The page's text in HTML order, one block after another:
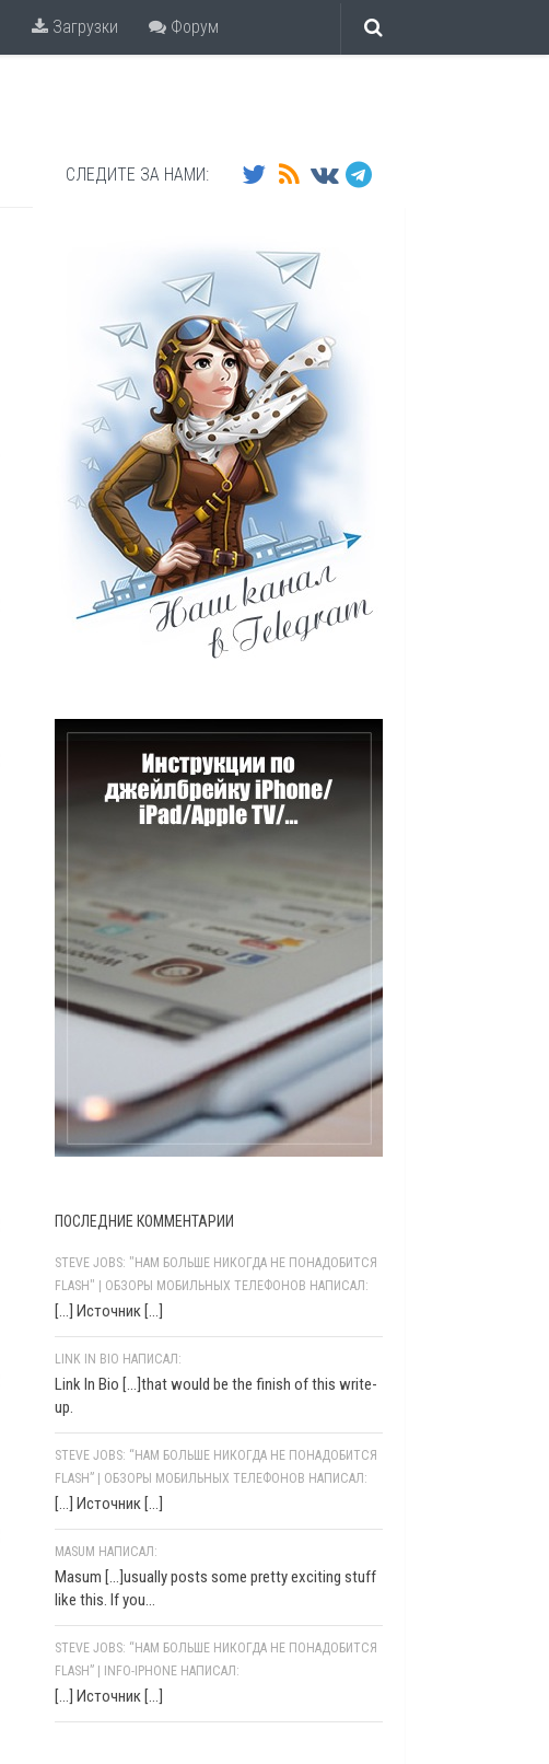
Загрузки Форум
СЛЕДИТЕ ЗА НАМИ:
ПОСЛЕДНИЕ КОММЕНТАРИИ
STEVE JOBS: "НАМ БОЛЬШЕ НИКОГДА НЕ ПОНАДОБИТСЯ
FLASH" | ОБЗОРЫ МОБИЛЬНЫХ ТЕЛЕФОНОВ НАПИСАЛ:
[…] Источник […]
LINK IN BIO НАПИСАЛ:
Link In Bio [...]that would be the finish of this write-
up.
STEVE JOBS: “НАМ БОЛЬШЕ НИКОГДА НЕ ПОНАДОБИТСЯ
FLASH” | ОБЗОРЫ МОБИЛЬНЫХ ТЕЛЕФОНОВ НАПИСАЛ:
[…] Источник […]
MASUM НАПИСАЛ:
Masum [...]usually posts some pretty exciting stuff
like this. If you...
STEVE JOBS: “НАМ БОЛЬШЕ НИКОГДА НЕ ПОНАДОБИТСЯ
FLASH” | INFO-IPHONE НАПИСАЛ:
[…] Источник […]